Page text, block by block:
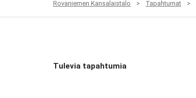
Rovaniemen Kansalaistalo > Tapahtumat >
Tulevia tapahtumia